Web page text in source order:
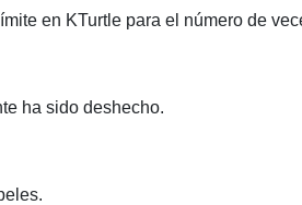
en KTurtle para el número de
ha sido deshecho.